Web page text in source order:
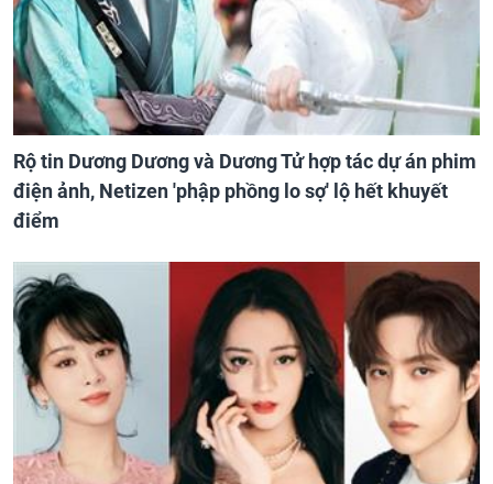
Rộ tin Dương Dương và Dương Tử hợp tác dự án phim
điện ảnh, Netizen 'phập phồng lo sợ' lộ hết khuyết
điểm